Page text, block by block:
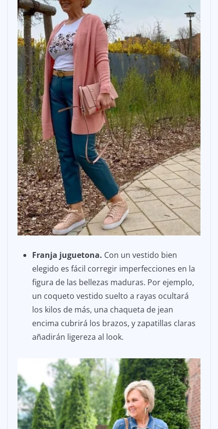
Franja juguetona. Con un vestido bien
elegido es fácil corregir imperfecciones en la
figura de las bellezas maduras. Por ejemplo,
un coqueto vestido suelto a rayas ocultará
los kilos de más, una chaqueta de jean
encima cubrirá los brazos, y zapatillas claras
añadirán ligereza al look.